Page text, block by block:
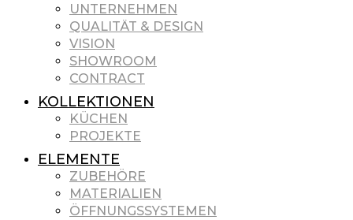
UNTERNEHMEN
QUALITÄT & DESIGN
VISION
SHOWROOM
CONTRACT
KOLLEKTIONEN
KÜCHEN
PROJEKTE
ELEMENTE
ZUBEHÖRE
MATERIALIEN
ÖFFNUNGSSYSTEMEN